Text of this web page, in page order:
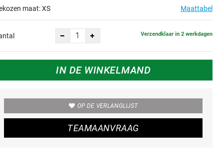
maat:XS Maattabel
Verzendklaar in 2 werkdagen
IN DE WINKELMAND
OP DE VERLANGLIJST
TEAMAANVRAAG